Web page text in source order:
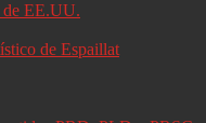
de EE.UU.
de Espaillat